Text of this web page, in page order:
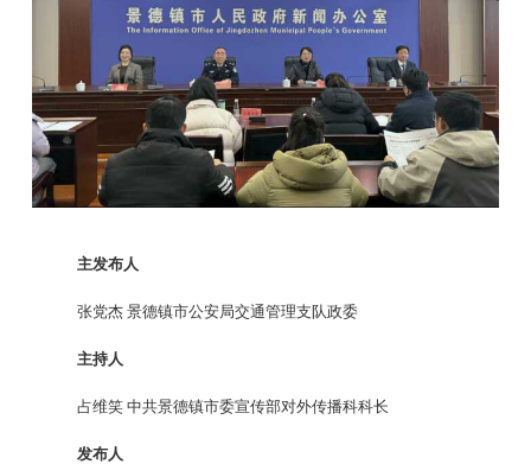
主发布人
张党杰 景德镇市公安局交通管理支队政委
主持人
占维笑 中共景德镇市委宣传部对外传播科科长
发布人